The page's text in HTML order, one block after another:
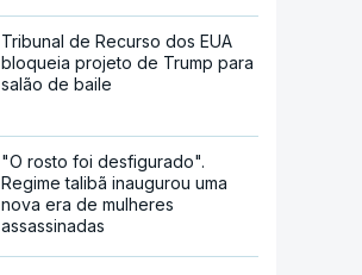
Tribunal de Recurso dos EUA
bloqueia projeto de Trump para
salão de baile
"O rosto foi desfigurado".
Regime talibã inaugurou uma
nova era de mulheres
assassinadas